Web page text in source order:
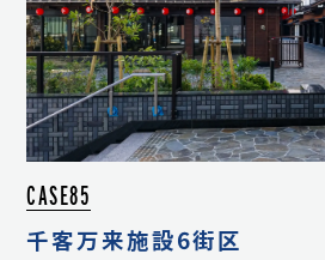
CASE85
千客万来施設6街区